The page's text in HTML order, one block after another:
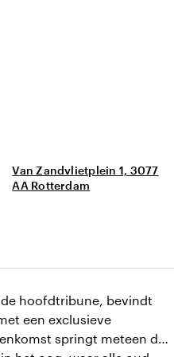
Van Zandvlietplein 1, 3077
AA Rotterdam
hoofdtribune, bevindt
een exclusieve
springt meteen de